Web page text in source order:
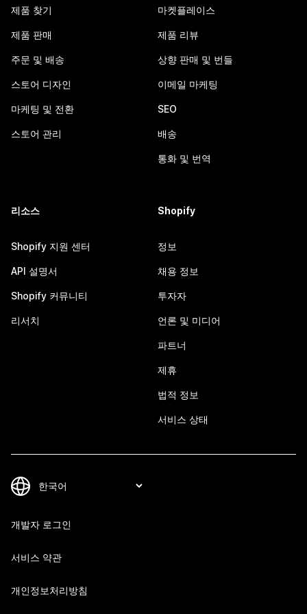
제품 찾기
제품 판매
주문 및 배송
스토어 디자인
마케팅 및 전환
스토어 관리
마켓플레이스
제품 리뷰
상향 판매 및 번들
이메일 마케팅
SEO
배송
통화 및 번역
리소스
Shopify 지원 센터
API 설명서
Shopify 커뮤니티
리서치
Shopify
정보
채용 정보
투자자
언론 및 미디어
파트너
제휴
법적 정보
서비스 상태
개발자 로그인
서비스 약관
개인정보처리방침